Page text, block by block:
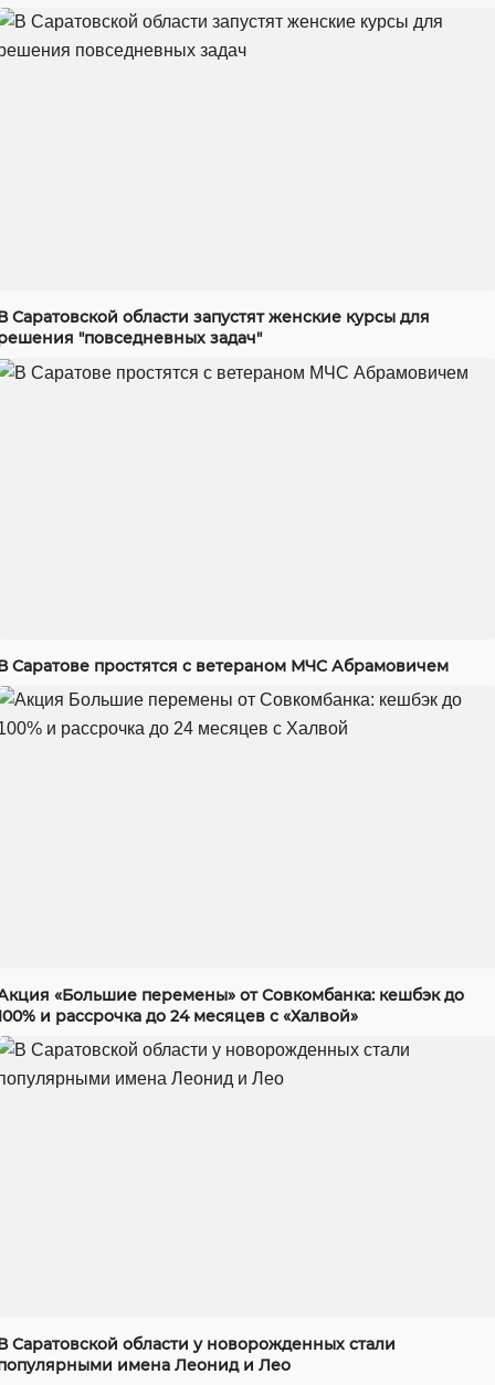
Саратовской области запустят женские курсы для
"повседневных задач"
Саратове простятся с ветераном МЧС Абрамовичем
«Большие перемены» от Совкомбанка: кешбэк до
и рассрочка до 24 месяцев с «Халвой»
Саратовской области у новорожденных стали
имена Леонид и Лео